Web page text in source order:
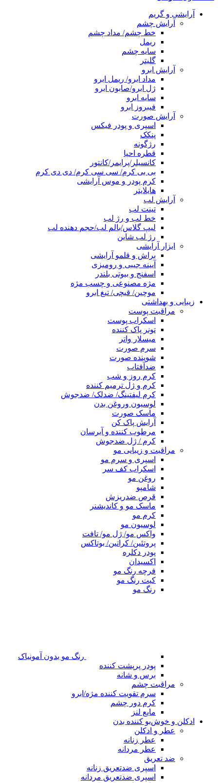
آرایشی و گریم
آرایش چشم
خط چشم/ مداد چشم
ریمل
سایه چشم
گلیتر
آرایش ابرو
مداد ابرو/ ریمل ابرو
ژل ابرو/صابون ابرو
سایه ابرو
فیبروز ابرو
آرایش صورت
اسپری و پودر فیکس
پنکک
رژگونه
قطره احیا
کانسیلر/پرایمر/کانتور
بی بی کرم/ سی سی کرم/ دی دی کرم
کرم پودر و موس آرایشی
هایلایتر
آرایش لب
تینت لب
خط لب و رژ لب
لیپ گلاس/بالم لب/حجم دهنده لب
رژ لب شاین
ابزار آرایشی
براش و قلمو آرایشی
آیینه جیبی و رومیزی
اسفنج و بیوتی بلندر
مژه مصنوعی و چسب مژه
موچین/ قیچی/ تیغ ابرو
زیبایی و بهداشتی
مراقبت پوست
اسکراب پوست
تونر پاک کننده
میسلار واتر
سرم صورت
شوینده صورت
ضدآفتاب
کرم روز و شب
کرم و ژل ترمیم کننده
کرم لیفتینگ/ ضدلک/ ضدجوش
لوسیون وروغن بدن
ماسک صورت
آرایش پاک کن
مرطوب کننده و آبرسان
کرم / ژل ضدجوش
مراقبت و زیبایی مو
اسپری و سرم مو
اسکراب کف سر
روغن مو
شامپو
قرص ضدریزش
ماسک مو و کاندیشنر
کرم مو
لوسیون مو
واکس مو/ ژل مو/ تافت
پروتئین/ کراتین/ بوتاکس
پودر دکلره
اکسیدان
فرچه رنگ مو
کیت رنگ مو
رنگ مو
رنگ مو بدون آمونیاک
پودر پرپشت کننده
برس و شانه
مراقبت چشم
سرم تقویت کننده مژه/ابرو
کرم دور چشم
مایع لنز
ادکلن و خوش‌بو کننده بدن
عطر و ادکلن
عطر زنانه
عطر مردانه
ضد تعریق
اسپری ضدتعریق زنانه
اسپری ضدتعریق مردانه